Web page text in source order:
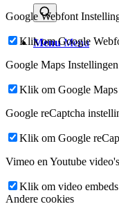
Menu Menu
Google Webfont
Klik om Google
Google Maps
Klik om Google
Google reCaptcha
Klik om Google
Vimeo en Youtube
Klik om video
Andere cookies